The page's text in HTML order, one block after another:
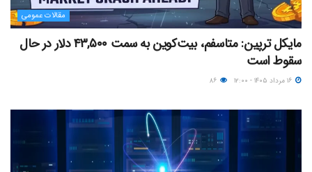
مقالات عمومی
مایکل ترپین: متاسفم، بیت‌کوین به سمت ۴۳,۵۰۰ دلار در حال
سقوط است